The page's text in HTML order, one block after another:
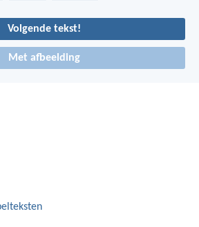
Volgende tekst!
Met afbeelding